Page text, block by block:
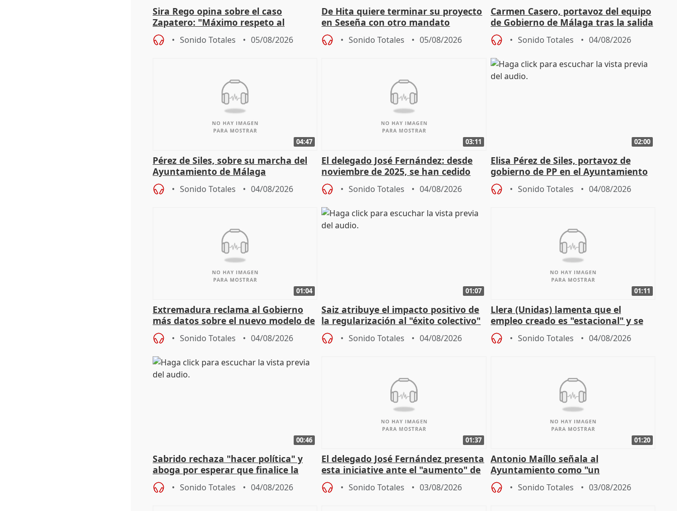
Sira Rego opina sobre el caso
Zapatero: "Máximo respeto al
proceso judicial"
Sonido Totales 05/08/2026
De Hita quiere terminar su proyecto
en Seseña con otro mandato
Sonido Totales 05/08/2026
Carmen Casero, portavoz del equipo
de Gobierno de Málaga tras la salida
de Pérez de Siles
Sonido Totales 04/08/2026
04:47
Pérez de Siles, sobre su marcha del
Ayuntamiento de Málaga
Sonido Totales 04/08/2026
03:11
El delegado José Fernández: desde
noviembre de 2025, se han cedido
9.810 ayudas por nacimiento
Sonido Totales 04/08/2026
02:00
Elisa Pérez de Siles, portavoz de
gobierno de PP en el Ayuntamiento
de Málaga, deja la política
Sonido Totales 04/08/2026
01:04
Extremadura reclama al Gobierno
más datos sobre el nuevo modelo de
financiación
Sonido Totales 04/08/2026
01:07
Saiz atribuye el impacto positivo de
la regularización al "éxito colectivo"
del Gobierno
Sonido Totales 04/08/2026
01:11
Llera (Unidas) lamenta que el
empleo creado es "estacional" y se
"esfumará" al acabar el verano
Sonido Totales 04/08/2026
00:46
Sabrido rechaza "hacer política" y
aboga por esperar que finalice la
investigación del incendio
Sonido Totales 04/08/2026
01:37
El delegado José Fernández presenta
esta iniciative ante el "aumento" de
personas sin hogar en Madri
Sonido Totales 03/08/2026
01:20
Antonio Maíllo señala al
Ayuntamiento como "un
especulador más" sobre viviendas de
Jiménez Becerril
Sonido Totales 03/08/2026